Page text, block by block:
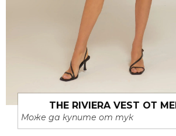
THE RIVIERA VEST ОТ
Може да купите от тук